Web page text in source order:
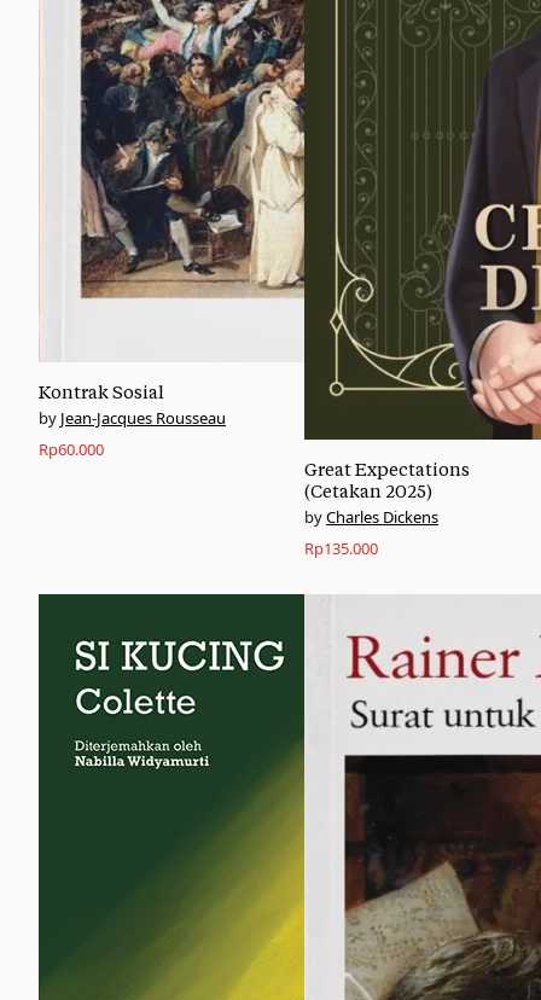
Kontrak Sosial
Jean-Jacques Rousseau
Rp60.000
Great Expectations
(Cetakan 2025)
Charles Dickens
Rp135.000